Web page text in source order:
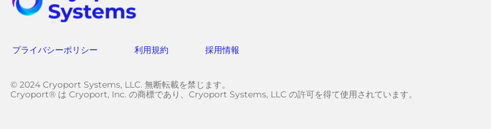
プライバシーポリシー 利用規約 採用情報
© 2024 Cryoport Systems, LLC. 無断転載を禁じます。
Cryoport® は Cryoport, Inc. の商標であり、Cryoport Systems, LLC の許可を得て使用されています。